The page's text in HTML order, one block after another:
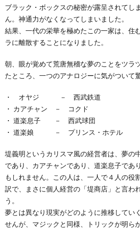
ブラック・ボックスの秘密が露呈されてし
ん。神通力がなくなってしまいました。
結果、一代の栄華を極めたこの一家は、住
ラに離散することになりました。
朝、眼が覚めて荒唐無稽な夢のことをツラ
たところ、一つのアナロジーに気がついて
・ オヤジ － 西武鉄道
・ カアチャン － コクド
・ 道楽息子 － 西武球団
・ 道楽娘 － プリンス・ホテル
堤義明というカリスマ風の経営者は、夢の
であり、カアチャンであり、道楽息子であ
もしれません。この人は、一人で４人の役
訳で、まさに個人経営の「堤商店」と言わ
う。
夢とは異なり現実がどのように推移してい
せんが、マジックと同様、トリックが明ら